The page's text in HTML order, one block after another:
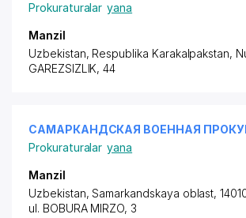
Prokuraturalar yana
Manzil
Uzbekistan, Respublika Karakalpakstan,
GAREZSIZLIK, 44
САМАРКАНДСКАЯ ВОЕННАЯ
Prokuraturalar yana
Manzil
Uzbekistan, Samarkandskaya oblast,
ul. BOBURA MIRZO, 3